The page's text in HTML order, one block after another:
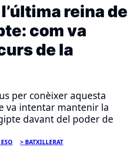
reina de
com va
de la
per conèixer aquesta
va intentar mantenir la
davant del poder de
BATXILLERAT